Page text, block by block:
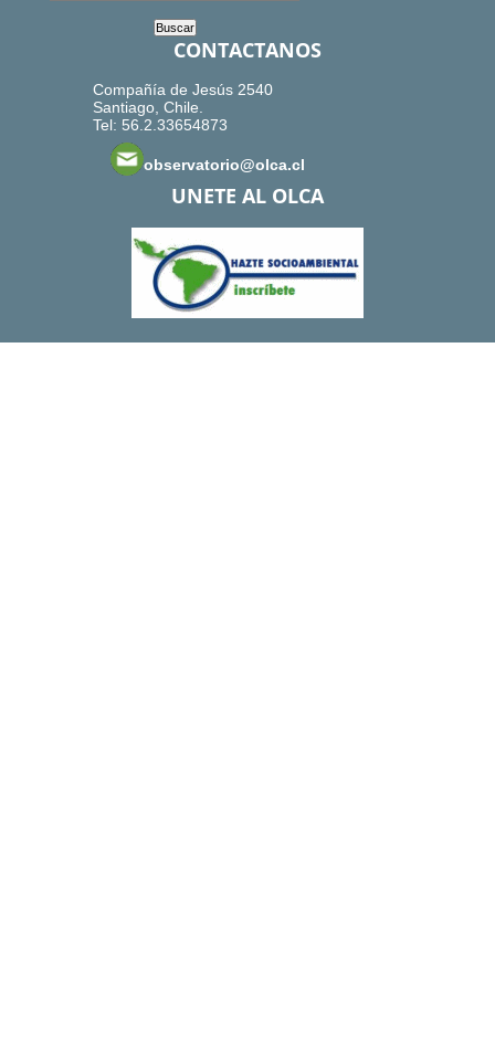
CONTACTANOS
Compañía de Jesús 2540
Santiago, Chile.
Tel: 56.2.33654873
observatorio@olca.cl
UNETE AL OLCA